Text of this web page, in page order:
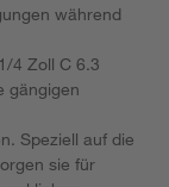
während
4 Zoll C 6.3
gängigen
Speziell auf die
sie für